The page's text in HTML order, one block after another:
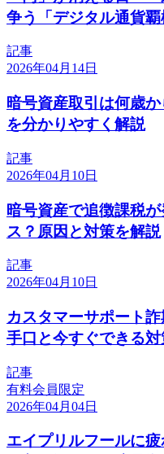
争う「デジタル通貨
記事
2026年04月14日
暗号資産取引は何歳
を分かりやすく解説
記事
2026年04月10日
暗号資産で追徴課税
ス？原因と対策を解説
記事
2026年04月10日
カスタマーサポート
手口と今すぐできる対
記事
有料会員限定
2026年04月04日
エイプリルフールに疲